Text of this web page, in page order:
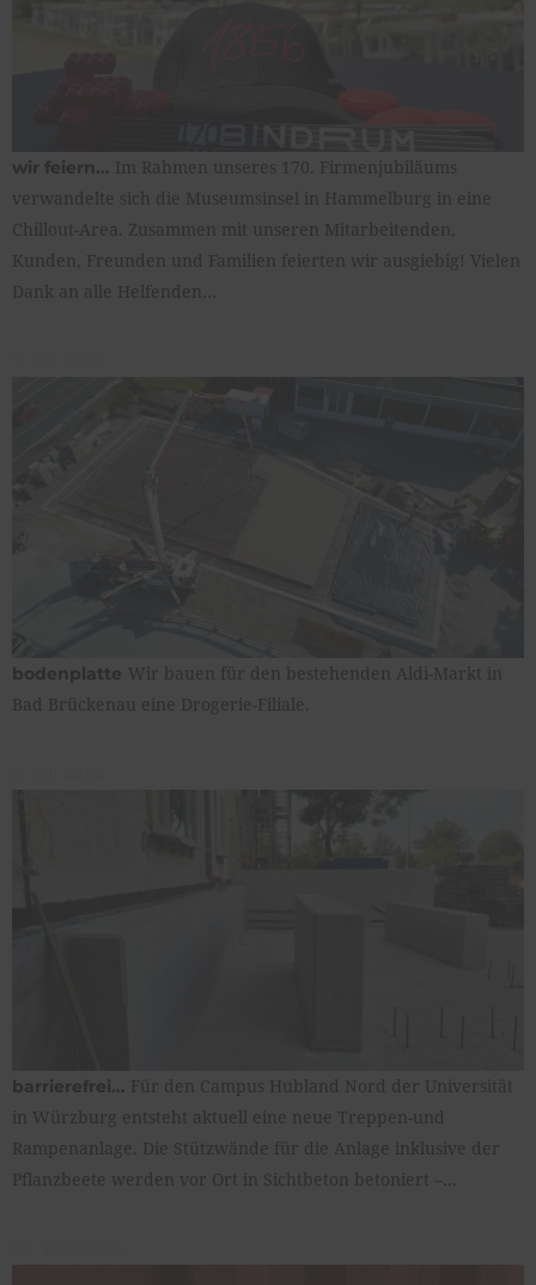
wir feiern… Im Rahmen unseres 170. Firmenjubiläums
verwandelte sich die Museumsinsel in Hammelburg in eine
Chillout-Area. Zusammen mit unseren Mitarbeitenden,
Kunden, Freunden und Familien feierten wir ausgiebig! Vielen
Dank an alle Helfenden…
bodenplatte Wir bauen für den bestehenden Aldi-Markt in
Bad Brückenau eine Drogerie-Filiale.
barrierefrei… Für den Campus Hubland Nord der Universität
in Würzburg entsteht aktuell eine neue Treppen-und
Rampenanlage. Die Stützwände für die Anlage inklusive der
Pflanzbeete werden vor Ort in Sichtbeton betoniert –…